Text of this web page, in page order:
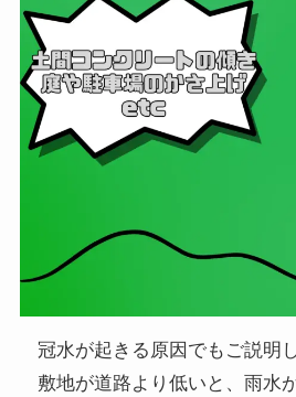
冠水が起きる原因でもご説明
敷地が道路より低いと、雨水